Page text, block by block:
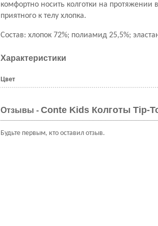
комфортно носить колготки на
приятного к телу хлопка.
Состав: хлопок 72%; полиамид 25,5%;
Характеристики
Цвет
Отзывы -Conte Kids Колготы Tip-
Будьте первым, кто оставил отзыв.